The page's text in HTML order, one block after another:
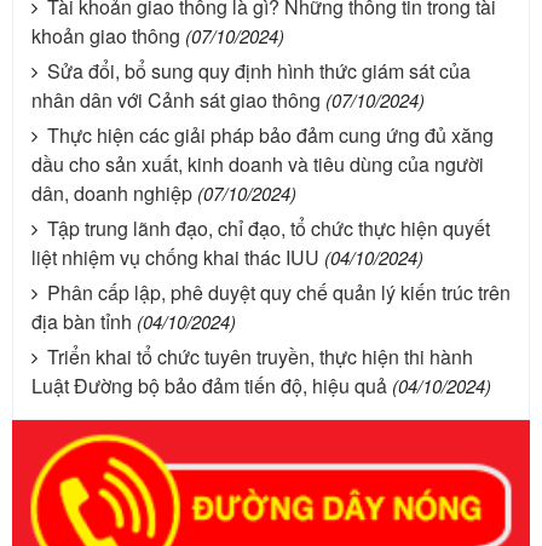
Tài khoản giao thông là gì? Những thông tin trong tài
khoản giao thông (07/10/2024)
Sửa đổi, bổ sung quy định hình thức giám sát của
nhân dân với Cảnh sát giao thông (07/10/2024)
Thực hiện các giải pháp bảo đảm cung ứng đủ xăng
dầu cho sản xuất, kinh doanh và tiêu dùng của người
dân, doanh nghiệp (07/10/2024)
Tập trung lãnh đạo, chỉ đạo, tổ chức thực hiện quyết
liệt nhiệm vụ chống khai thác IUU (04/10/2024)
Phân cấp lập, phê duyệt quy chế quản lý kiến trúc trên
địa bàn tỉnh (04/10/2024)
Triển khai tổ chức tuyên truyền, thực hiện thi hành
Luật Đường bộ bảo đảm tiến độ, hiệu quả (04/10/2024)